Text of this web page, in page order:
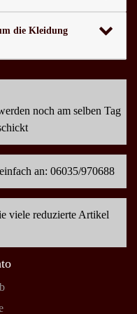
die Kleidung
noch am selben Tag
an: 06035/970688
viele reduzierte Artikel